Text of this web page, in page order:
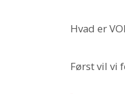
Hvad er
Først vil vi